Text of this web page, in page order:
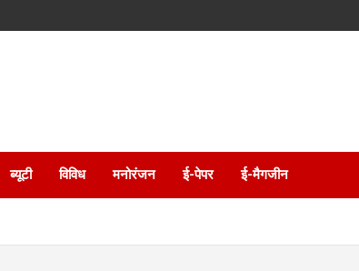
ब्यूटी विविध मनोरंजन ई-पेपर ई-मैगजीन